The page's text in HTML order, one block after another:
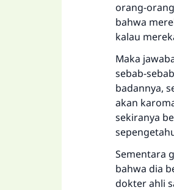
orang-
bahwa
kalau
Maka
sebab-
badannya,
akan
sekiranya
Sementara
bahwa dia
dokter ahli